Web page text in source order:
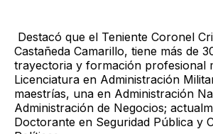
Destacó que el Teniente Coronel
Castañeda Camarillo, tiene más de
trayectoria y formación profesional
Licenciatura en Administración
maestrías, una en Administración
Administración de Negocios;
Doctorante en Seguridad Pública y